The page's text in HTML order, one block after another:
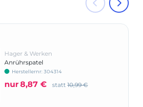
Hager & Werken
Anrührspatel
Herstellernr: 304314
nur8,87 € statt 10,99 €